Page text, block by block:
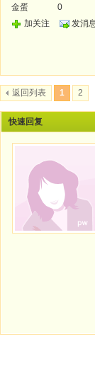
金蛋
0
加关注
发消
返回列表 1 2
快速回复